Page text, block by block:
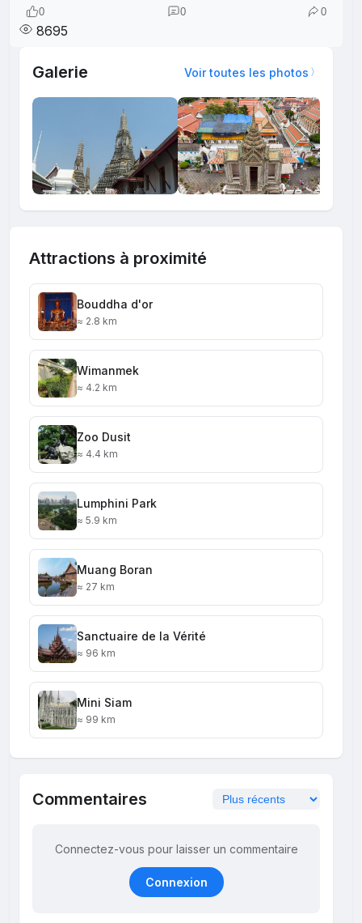
0 0 0
8695
Galerie Voir toutes les photos
Attractions à proximité
Bouddha d'or
≈ 2.8 km
Wimanmek
≈ 4.2 km
Zoo Dusit
≈ 4.4 km
Lumphini Park
≈ 5.9 km
Muang Boran
≈ 27 km
Sanctuaire de la Vérité
≈ 96 km
Mini Siam
≈ 99 km
Commentaires
Connectez-vous pour laisser un commentaire
Connexion